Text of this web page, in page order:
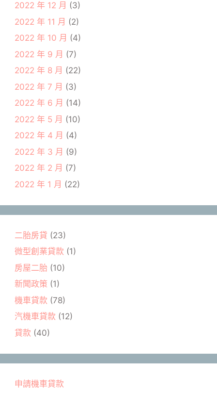
2022 年 12 月 (3)
2022 年 11 月 (2)
2022 年 10 月 (4)
2022 年 9 月 (7)
2022 年 8 月 (22)
2022 年 7 月 (3)
2022 年 6 月 (14)
2022 年 5 月 (10)
2022 年 4 月 (4)
2022 年 3 月 (9)
2022 年 2 月 (7)
2022 年 1 月 (22)
二胎房貸 (23)
微型創業貸款 (1)
房屋二胎 (10)
新聞政策 (1)
機車貸款 (78)
汽機車貸款 (12)
貸款 (40)
申請機車貸款